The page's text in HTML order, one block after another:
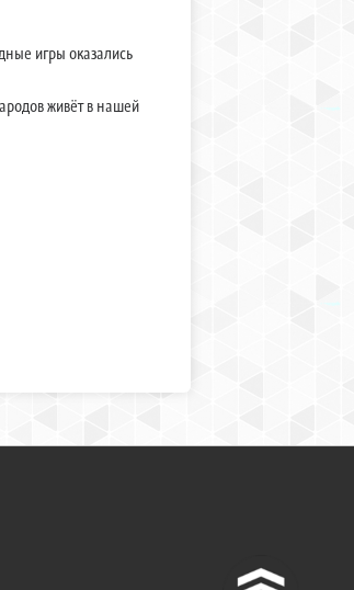
игры оказались
живёт в нашей
^